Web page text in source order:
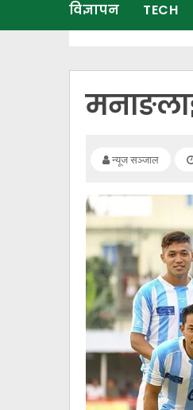
विज्ञापन TECH
न्यूज सञ्जाल
राजनीति
अन्तर्राष्ट्रिय